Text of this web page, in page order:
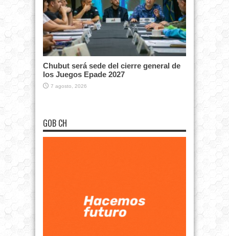
Chubut será sede del cierre general de
los Juegos Epade 2027
7 agosto, 2026
GOB CH